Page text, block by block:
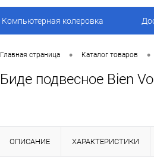
Компьютерная колеровка
Главная страница • Каталог товаров •
Биде подвесное Bien
ОПИСАНИЕ ХАРАКТЕРИСТИКИ